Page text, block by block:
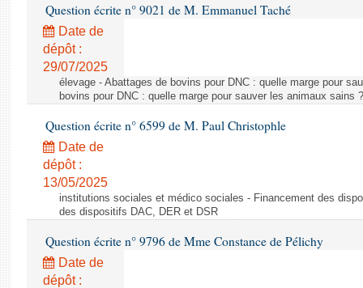
Question écrite n° 9021 de M. Emmanuel Taché
Date de
dépôt :
29/07/2025
élevage - Abattages de bovins pour DNC : quelle marge pour
bovins pour DNC : quelle marge pour sauver les animaux sains ?
Question écrite n° 6599 de M. Paul Christophle
Date de
dépôt :
13/05/2025
institutions sociales et médico sociales - Financement des
des dispositifs DAC, DER et DSR
Question écrite n° 9796 de Mme Constance de Pélichy
Date de
dépôt :